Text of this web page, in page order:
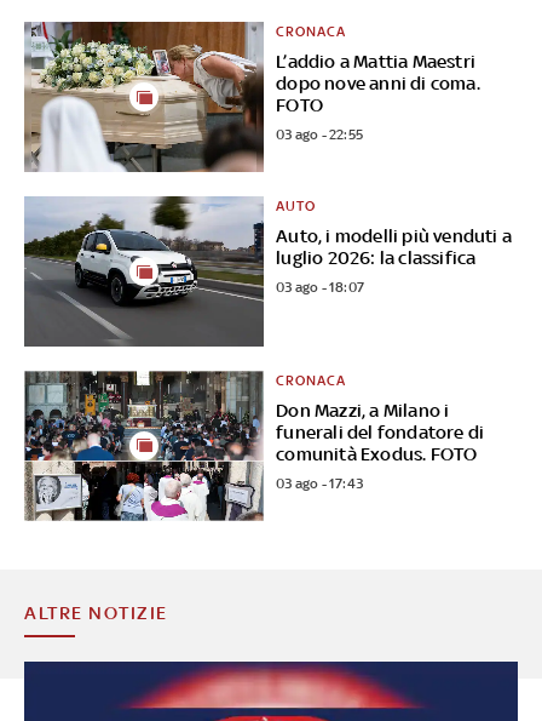
L’addio a Mattia Maestri
dopo nove anni di coma.
FOTO
CRONACA
03 ago - 22:55
Auto, i modelli più venduti a
luglio 2026: la classifica
AUTO
03 ago - 18:07
Don Mazzi, a Milano i
funerali del fondatore di
comunità Exodus. FOTO
CRONACA
03 ago - 17:43
ALTRE NOTIZIE